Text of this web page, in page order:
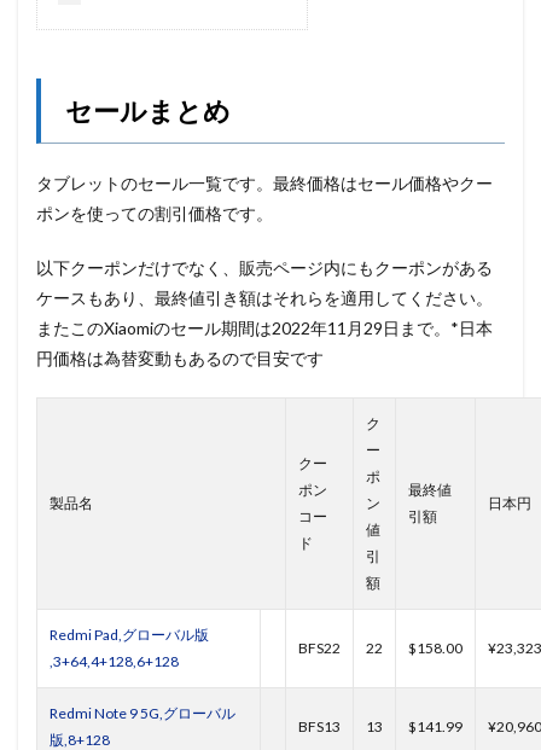
セールまとめ
タブレットのセール一覧です。最終価格はセール価格やクー
ポンを使っての割引価格です。
以下クーポンだけでなく、販売ページ内にもクーポンがある
ケースもあり、最終値引き額はそれらを適用してください。
またこのXiaomiのセール期間は2022年11月29日まで。*日本
円価格は為替変動もあるので目安です
製品名
クー
ポン
コー
ド
ク
ー
ポ
ン
値
引
額
最終値
引額
日本円
Redmi Pad,グローバル版
,3+64,4+128,6+128
BFS22 22 $158.00 ¥23,323
Redmi Note 9 5G,グローバル
版,8+128
BFS13 13 $141.99 ¥20,960